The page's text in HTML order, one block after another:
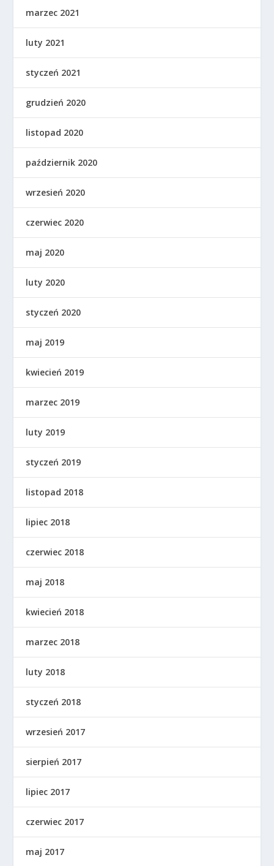
marzec 2021
luty 2021
styczeń 2021
grudzień 2020
listopad 2020
październik 2020
wrzesień 2020
czerwiec 2020
maj 2020
luty 2020
styczeń 2020
maj 2019
kwiecień 2019
marzec 2019
luty 2019
styczeń 2019
listopad 2018
lipiec 2018
czerwiec 2018
maj 2018
kwiecień 2018
marzec 2018
luty 2018
styczeń 2018
wrzesień 2017
sierpień 2017
lipiec 2017
czerwiec 2017
maj 2017